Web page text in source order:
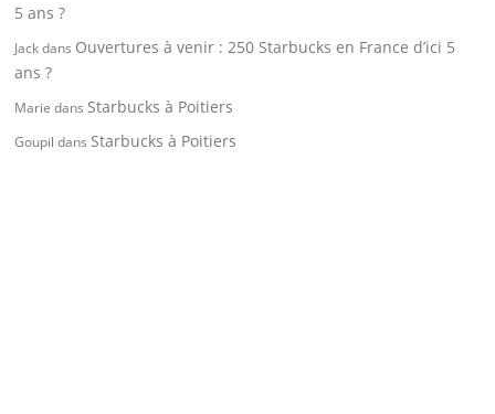
5 ans ?
Jackdans Ouvertures à venir : 250 Starbucks en France d’ici 5
ans ?
Marie dans Starbucks à Poitiers
Goupil dans Starbucks à Poitiers